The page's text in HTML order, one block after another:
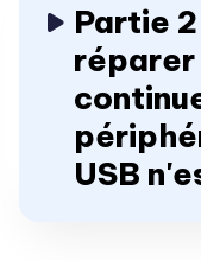
Partie
réparer
USB